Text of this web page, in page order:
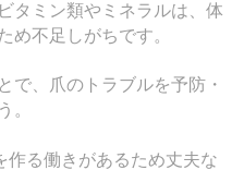
タミン類やミネラルは、体
め不足しがちです。
で、爪のトラブルを予防・
。
作る働きがあるため丈夫な